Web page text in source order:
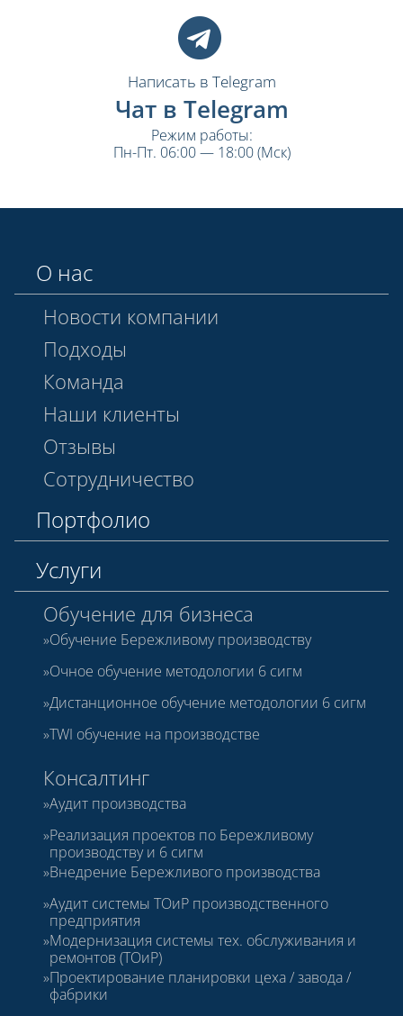
Написать в Telegram
Чат в Telegram
Режим работы:
Пн-Пт. 06:00 — 18:00 (Мск)
О нас
Новости компании
Подходы
Команда
Наши клиенты
Отзывы
Сотрудничество
Портфолио
Услуги
Обучение для бизнеса
Обучение Бережливому производству
Очное обучение методологии 6 сигм
Дистанционное обучение методологии 6 сигм
TWI обучение на производстве
Консалтинг
Аудит производства
Реализация проектов по Бережливому
производству и 6 сигм
Внедрение Бережливого производства
Аудит системы ТОиР производственного
предприятия
Модернизация системы тех. обслуживания и
ремонтов (ТОиР)
Проектирование планировки цеха / завода /
фабрики